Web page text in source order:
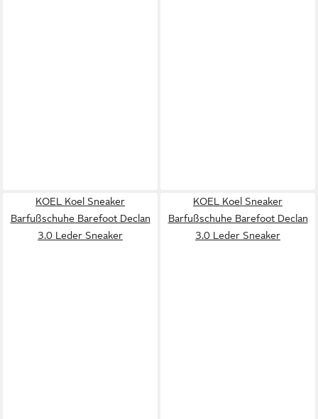
KOEL Koel Sneaker
Barfußschuhe Barefoot Declan
3.0 Leder Sneaker
KOEL Koel Sneaker
Barfußschuhe Barefoot Declan
3.0 Leder Sneaker